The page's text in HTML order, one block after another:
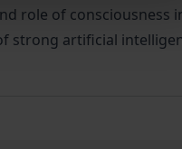
role of consciousness
strong artificial